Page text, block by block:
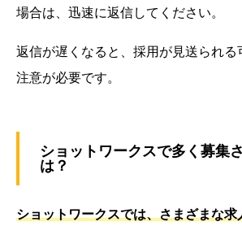
場合は、迅速に返信してください。
返信が遅くなると、採用が見送られる
注意が必要です。
ショットワークスで多く募集
は？
ショットワークスでは、さまざまな求